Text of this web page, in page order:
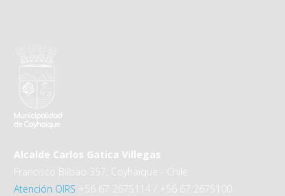
Alcalde Carlos Gatica Villegas
Francisco Bilbao 357, Coyhaique - Chile
Atención OIRS +56 67 2675114 / +56 67 2675100